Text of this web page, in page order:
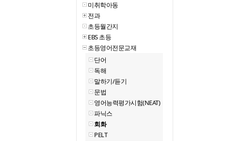
미취학아동
전과
초등월간지
EBS 초등
초등영어전문교재
단어
독해
말하기/듣기
문법
영어능력평가시험(NEAT)
파닉스
회화
PELT